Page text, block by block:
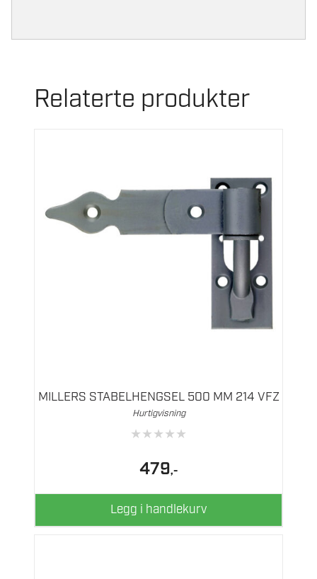
Relaterte produkter
MILLERS STABELHENGSEL 500 MM 214 VFZ
Hurtigvisning
★★★★★
479,-
Legg i handlekurv